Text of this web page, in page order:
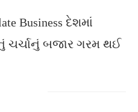
Business દેશમાં
ચર્ચાનું બજાર ગરમ થઈ